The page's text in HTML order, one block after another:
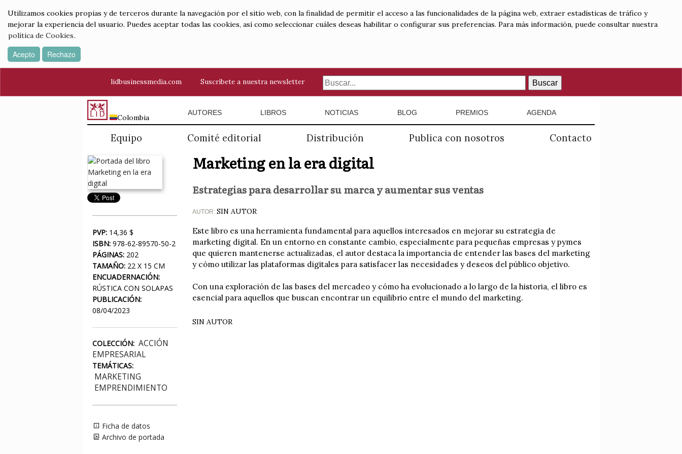
Utilizamos cookies propias y de terceros durante la navegación por el sitio web, con la finalidad de permitir el acceso a las funcionalidades de la página web, extraer estadísticas de tráfico y
mejorar la experiencia del usuario. Puedes aceptar todas las cookies, así como seleccionar cuáles deseas habilitar o configurar sus preferencias. Para más información, puede consultar nuestra
política de Cookies.
Acepto Rechazo
lidbusinessmedia.com Suscríbete a nuestra newsletter Buscar
Colombia
AUTORES LIBROS NOTICIAS BLOG PREMIOS AGENDA
Equipo Comité editorial Distribución Publica con nosotros Contacto
PVP: 14,36 $
ISBN: 978-62-89570-50-2
PÁGINAS: 202
TAMAÑO: 22 X 15 CM
ENCUADERNACIÓN:
RÚSTICA CON SOLAPAS
PUBLICACIÓN:
08/04/2023
COLECCIÓN: ACCIÓN
EMPRESARIAL
TEMÁTICAS:
MARKETING
EMPRENDIMIENTO
Ficha de datos
Archivo de portada
Marketing en la era digital
Estrategias para desarrollar su marca y aumentar sus ventas
AUTOR: SIN AUTOR
Este libro es una herramienta fundamental para aquellos interesados en mejorar su estrategia de
marketing digital. En un entorno en constante cambio, especialmente para pequeñas empresas y pymes
que quieren mantenerse actualizadas, el autor destaca la importancia de entender las bases del marketing
y cómo utilizar las plataformas digitales para satisfacer las necesidades y deseos del público objetivo.
Con una exploración de las bases del mercadeo y cómo ha evolucionado a lo largo de la historia, el libro es
esencial para aquellos que buscan encontrar un equilibrio entre el mundo del marketing.
SIN AUTOR